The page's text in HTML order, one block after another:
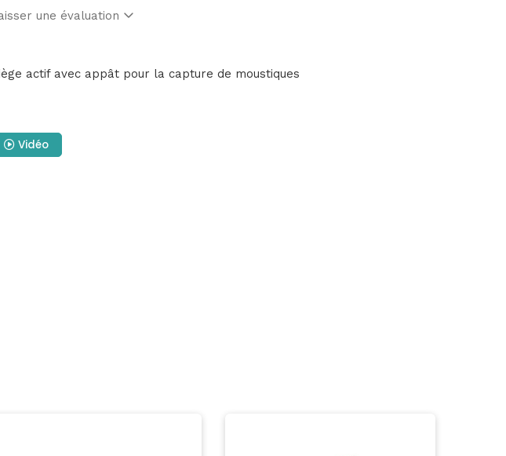
une évaluation
actif avec appât pour la capture de moustiques
Vidéo